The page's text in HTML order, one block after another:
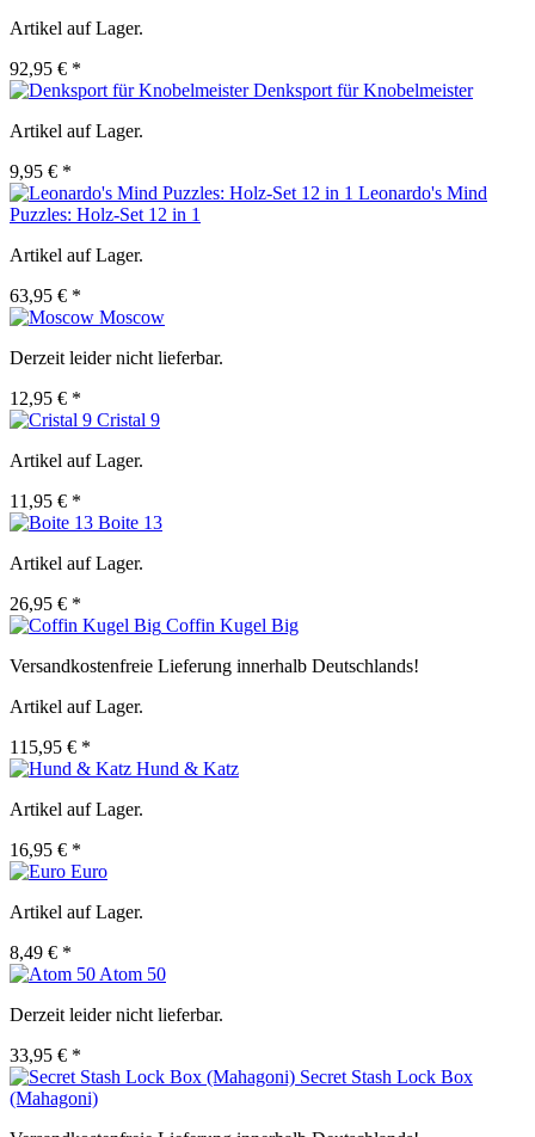
Artikel auf Lager.
92,95 € *
Denksport für Knobelmeister
Artikel auf Lager.
9,95 € *
Leonardo's Mind
Puzzles: Holz-Set 12 in 1
Artikel auf Lager.
63,95 € *
Moscow
Derzeit leider nicht lieferbar.
12,95 € *
Cristal 9
Artikel auf Lager.
11,95 € *
Boite 13
Artikel auf Lager.
26,95 € *
Coffin Kugel Big
Versandkostenfreie Lieferung innerhalb Deutschlands!
Artikel auf Lager.
115,95 € *
Hund & Katz
Artikel auf Lager.
16,95 € *
Euro
Artikel auf Lager.
8,49 € *
Atom 50
Derzeit leider nicht lieferbar.
33,95 € *
Secret Stash Lock Box
(Mahagoni)